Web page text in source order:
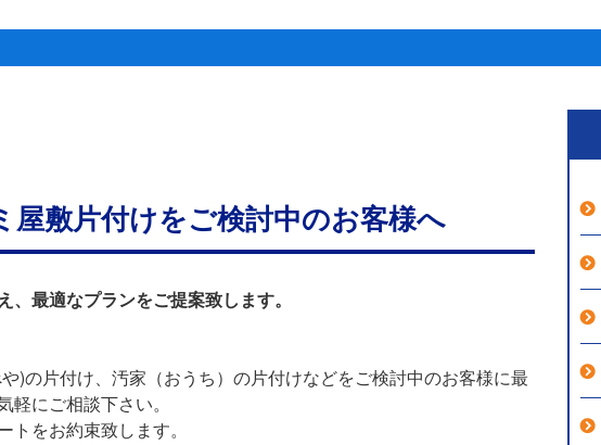
屋敷片付けをご検討中のお客様へ
最適なプランをご提案致します。
)の片付け、汚家（おうち）の片付けなどをご検討中のお客様に最
にご相談下さい。
トをお約束致します。